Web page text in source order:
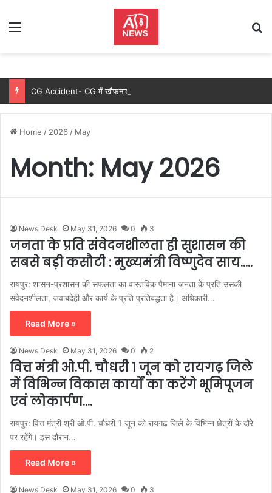
Menu
Home / 2026 / May
Month: May 2026
News Desk May 31, 2026 0 3
जनता के प्रति संवेदनशीलता ही सुशासन की
सबसे बड़ी कसौटी : मुख्यमंत्री विष्णुदेव साय…..
रायपुर: शासन-प्रशासन की सफलता का वास्तविक पैमाना जनता के प्रति उसकी
संवेदनशीलता, जवाबदेही और कार्य के प्रति प्रतिबद्धता है। अधिकारी…
Read More »
News Desk May 31, 2026 0 2
वित्त मंत्री ओ.पी. चौधरी 1 जून को रायगढ़ जिले
में विभिन्न विकास कार्यों का करेंगे भूमिपूजन
एवं लोकार्पण….
रायपुर: वित्त मंत्री श्री ओ.पी. चौधरी 1 जून को रायगढ़ जिले के विभिन्न क्षेत्रों के दौरे
पर रहेंगे। इस दौरान…
Read More »
News Desk May 31, 2026 0 3